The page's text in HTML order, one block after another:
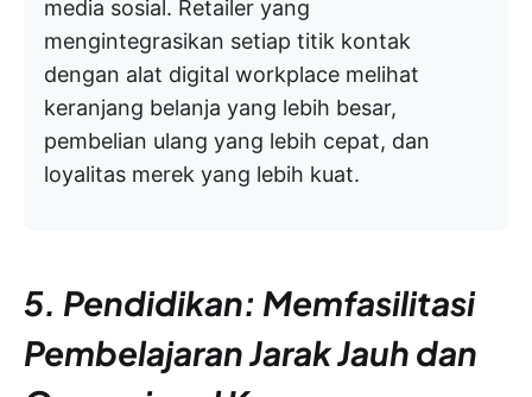
media sosial. Retailer yang
mengintegrasikan setiap titik kontak
dengan alat digital workplace melihat
keranjang belanja yang lebih besar,
pembelian ulang yang lebih cepat, dan
loyalitas merek yang lebih kuat.
5. Pendidikan: Memfasilitasi
Pembelajaran Jarak Jauh dan